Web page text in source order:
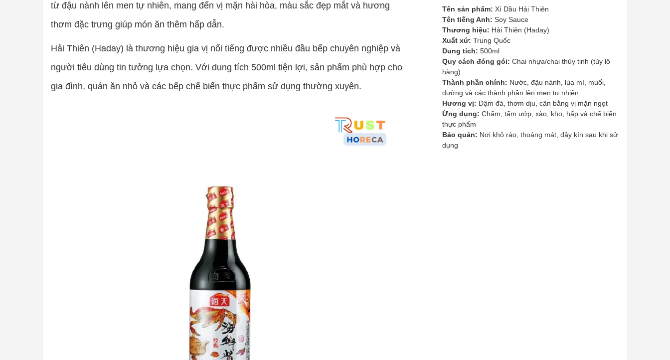
từ đậu nành lên men tự nhiên, mang đến vị mặn hài hòa, màu sắc đẹp mắt và hương
thơm đặc trưng giúp món ăn thêm hấp dẫn.
Hải Thiên (Haday) là thương hiệu gia vị nổi tiếng được nhiều đầu bếp chuyên nghiệp và
người tiêu dùng tin tưởng lựa chọn. Với dung tích 500ml tiện lợi, sản phẩm phù hợp cho
gia đình, quán ăn nhỏ và các bếp chế biến thực phẩm sử dụng thường xuyên.
Tên sản phẩm: Xì Dầu Hải Thiên
Tên tiếng Anh: Soy Sauce
Thương hiệu: Hải Thiên (Haday)
Xuất xứ: Trung Quốc
Dung tích: 500ml
Quy cách đóng gói: Chai nhựa/chai thủy tinh (tùy lô
hàng)
Thành phần chính: Nước, đậu nành, lúa mì, muối,
đường và các thành phần lên men tự nhiên
Hương vị: Đậm đà, thơm dịu, cân bằng vị mặn ngọt
Ứng dụng: Chấm, tẩm ướp, xào, kho, hấp và chế biến
thực phẩm
Bảo quản: Nơi khô ráo, thoáng mát, đậy kín sau khi sử
dụng